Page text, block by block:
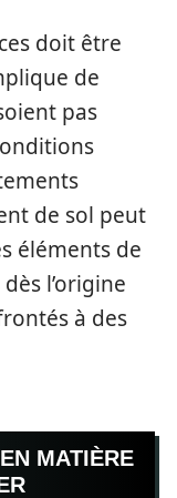
doit être
de
pas
de sol peut
éléments de
l’origine
à des
MATIÈRE